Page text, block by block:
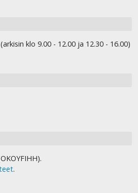
klo 9.00 - 12.00 ja 12.30 - 16.00)
.